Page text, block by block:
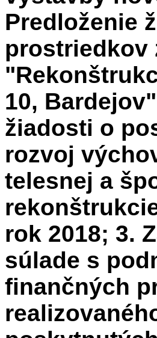
Predloženie
prostriedkov
10,
žiadosti o
rozvoj
telesnej a
rok 2018; 3.
súlade s
finančných